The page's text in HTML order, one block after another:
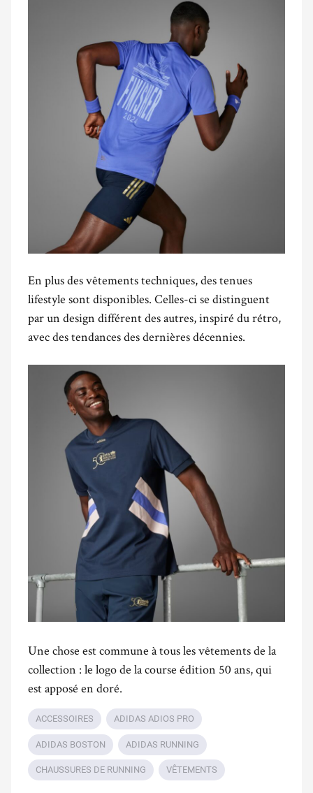
En plus des vêtements techniques, des tenues
lifestyle sont disponibles. Celles-ci se distinguent
par un design différent des autres, inspiré du rétro,
avec des tendances des dernières décennies.
Une chose est commune à tous les vêtements de la
collection : le logo de la course édition 50 ans, qui
est apposé en doré.
ACCESSOIRES ADIDAS ADIOS PRO
ADIDAS BOSTON ADIDAS RUNNING
CHAUSSURES DE RUNNING VÊTEMENTS